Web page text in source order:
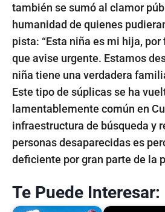
también se sumó al clamor
humanidad de quienes
pista: “Esta niña es mi hija, por
que avise urgente. Estamos
niña tiene una verdadera
Este tipo de súplicas se ha
lamentablemente común en
infraestructura de búsqueda y
personas desaparecidas es
deficiente por gran parte de la
Te Puede Interesar: